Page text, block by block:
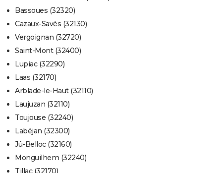
Bassoues (32320)
Cazaux-Savès (32130)
Vergoignan (32720)
Saint-Mont (32400)
Lupiac (32290)
Laas (32170)
Arblade-le-Haut (32110)
Laujuzan (32110)
Toujouse (32240)
Labéjan (32300)
Jû-Belloc (32160)
Monguilhem (32240)
Tillac (32170)